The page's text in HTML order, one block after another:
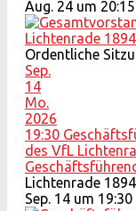
Aug. 24 um 20:15
Ordentliche
Sep.
14
Mo.
2026
19:30
des VfL
Lichtenrade 1894
Sep. 14 um 19:30